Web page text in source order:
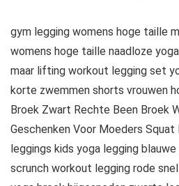
gym legging womens hoge taille
womens hoge taille naadloze
maar lifting workout legging set
korte zwemmen shorts vrouwen
Broek Zwart Rechte Been Broek
Geschenken Voor Moeders
leggings kids yoga legging
scrunch workout legging rode